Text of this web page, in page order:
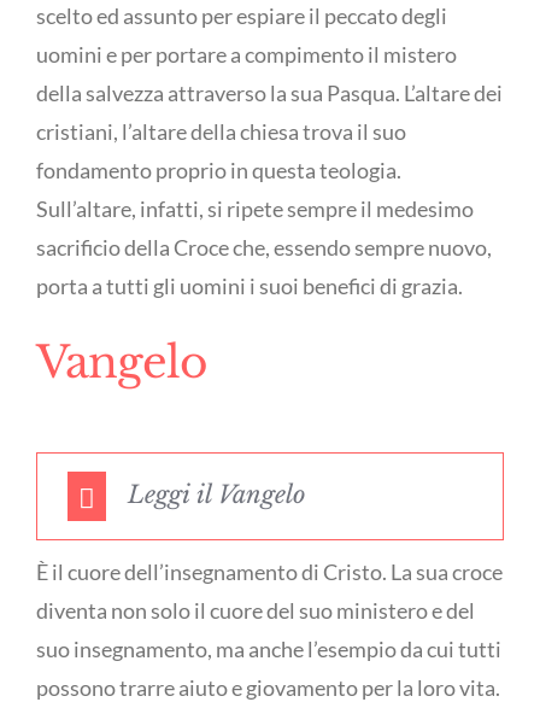
scelto ed assunto per espiare il peccato degli
uomini e per portare a compimento il mistero
della salvezza attraverso la sua Pasqua. L’altare dei
cristiani, l’altare della chiesa trova il suo
fondamento proprio in questa teologia.
Sull’altare, infatti, si ripete sempre il medesimo
sacrificio della Croce che, essendo sempre nuovo,
porta a tutti gli uomini i suoi benefici di grazia.
Vangelo
Leggi il Vangelo
È il cuore dell’insegnamento di Cristo. La sua croce
diventa non solo il cuore del suo ministero e del
suo insegnamento, ma anche l’esempio da cui tutti
possono trarre aiuto e giovamento per la loro vita.